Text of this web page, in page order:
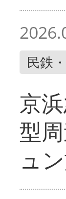
民鉄
京
型
ュ